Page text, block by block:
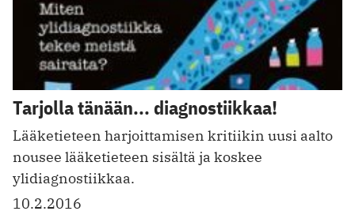
Tarjolla tänään... diagnostiikkaa!
Lääketieteen harjoittamisen kritiikin uusi aalto
nousee lääketieteen sisältä ja koskee
ylidiagnostiikkaa.
10.2.2016